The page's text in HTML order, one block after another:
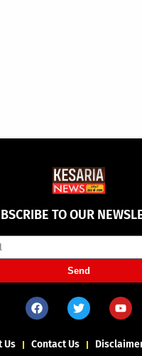
TO OUR
Send
Us Contact Us